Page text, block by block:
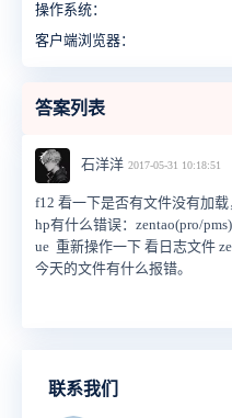
操作系统：
客户端浏览器：
答案列表
石洋洋 2017-05-31 10:18:51
f12 看一下是否有文件没有加
hp有什么错误：zentao(pro/
ue 重新操作一下 看日志文件
今天的文件有什么报错。
联系我们